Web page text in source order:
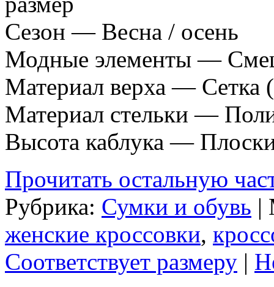
Сезон — Весна / осень
Модные элементы —
Материал верха —
Материал стельки —
Высота каблука —
Прочитать остальную
Рубрика: Сумки и обувь |
женские кроссовки,
Соответствует размеру |